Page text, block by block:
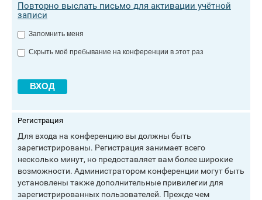
Повторно выслать письмо для активации учётной
записи
Запомнить меня
Скрыть моё пребывание на конференции в этот раз
Регистрация
Для входа на конференцию вы должны быть
зарегистрированы. Регистрация занимает всего
несколько минут, но предоставляет вам более широкие
возможности. Администратором конференции могут быть
установлены также дополнительные привилегии для
зарегистрированных пользователей. Прежде чем